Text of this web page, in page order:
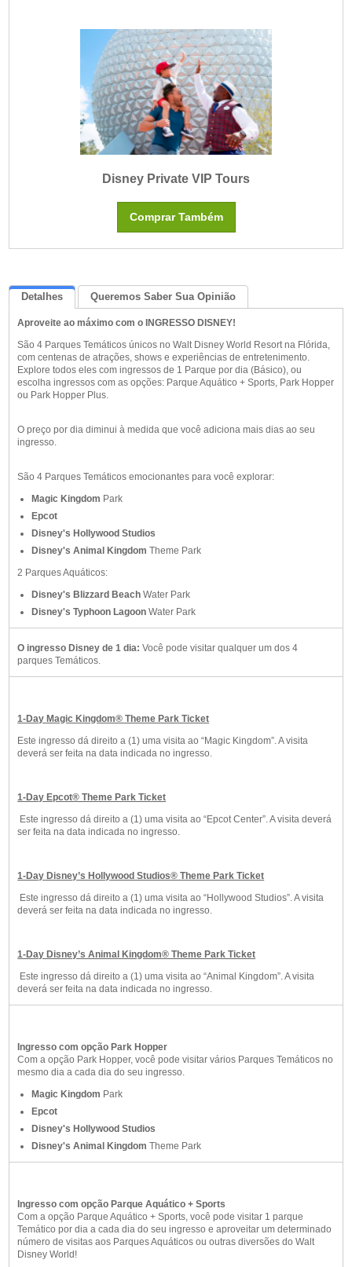
Disney Private VIP Tours
Comprar Também
Detalhes Queremos Saber Sua Opinião
Aproveite ao máximo com o INGRESSO DISNEY!
São 4 Parques Temáticos únicos no Walt Disney World Resort na Flórida,
com centenas de atrações, shows e experiências de entretenimento.
Explore todos eles com ingressos de 1 Parque por dia (Básico), ou
escolha ingressos com as opções: Parque Aquático + Sports, Park Hopper
ou Park Hopper Plus.
O preço por dia diminui à medida que você adiciona mais dias ao seu
ingresso.
São 4 Parques Temáticos emocionantes para você explorar:
Magic Kingdom Park
Epcot
Disney's Hollywood Studios
Disney's Animal Kingdom Theme Park
2 Parques Aquáticos:
Disney's Blizzard Beach Water Park
Disney's Typhoon Lagoon Water Park
O ingresso Disney de 1 dia:Você pode visitar qualquer um dos 4
parques Temáticos.
1-Day Magic Kingdom® Theme Park Ticket
Este ingresso dá direito a (1) uma visita ao “Magic Kingdom”. A visita
deverá ser feita na data indicada no ingresso.
1-Day Epcot® Theme Park Ticket
Este ingresso dá direito a (1) uma visita ao “Epcot Center”. A visita deverá
ser feita na data indicada no ingresso.
1-Day Disney’s Hollywood Studios® Theme Park Ticket
Este ingresso dá direito a (1) uma visita ao “Hollywood Studios”. A visita
deverá ser feita na data indicada no ingresso.
1-Day Disney’s Animal Kingdom® Theme Park Ticket
Este ingresso dá direito a (1) uma visita ao “Animal Kingdom”. A visita
deverá ser feita na data indicada no ingresso.
Ingresso com opção Park Hopper
Com a opção Park Hopper, você pode visitar vários Parques Temáticos no
mesmo dia a cada dia do seu ingresso.
Magic Kingdom Park
Epcot
Disney's Hollywood Studios
Disney's Animal Kingdom Theme Park
Ingresso com opção Parque Aquático + Sports
Com a opção Parque Aquático + Sports, você pode visitar 1 parque
Temático por dia a cada dia do seu ingresso e aproveitar um determinado
número de visitas aos Parques Aquáticos ou outras diversões do Walt
Disney World!